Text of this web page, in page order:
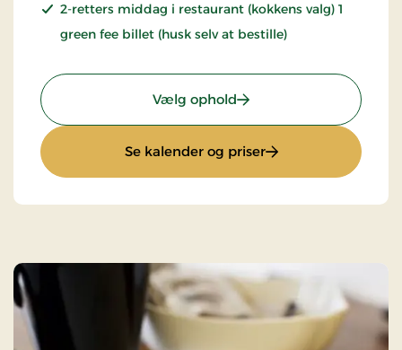
2-retters middag i restaurant (kokkens valg) 1
green fee billet (husk selv at bestille)
Vælg ophold: Golfophold
Se kalender og priser: Golfophold